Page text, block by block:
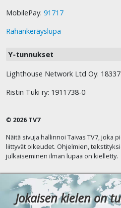
MobilePay: 91717
Rahankeräyslupa
Y-tunnukset
Lighthouse Network Ltd Oy:
Ristin Tuki ry: 1911738-0
© 2026 TV7
Näitä sivuja hallinnoi Taivas TV7, joka
liittyvät oikeudet. Ohjelmien,
julkaiseminen ilman lupaa on kielletty.
Jokaisen kielen on